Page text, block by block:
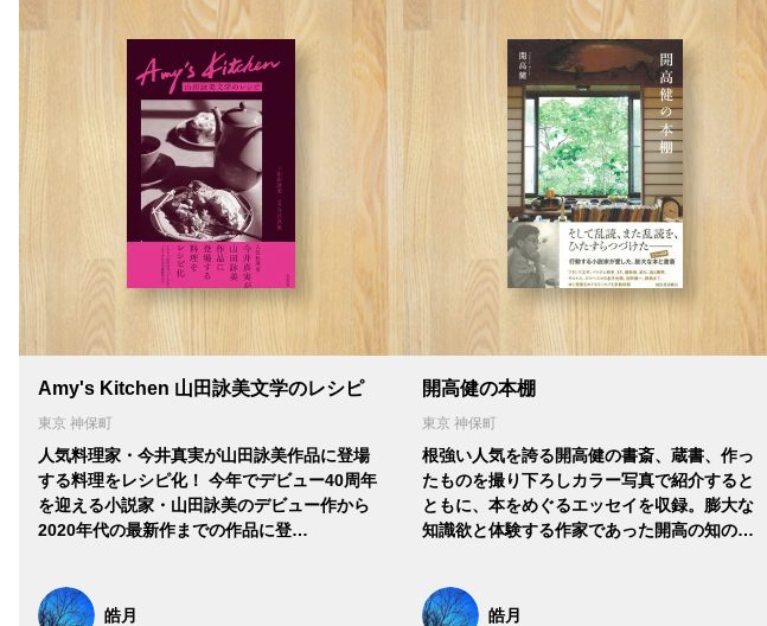
Amy's Kitchen 山田詠美文学のレシピ
東京 神保町
人気料理家・今井真実が山田詠美作品に登場
する料理をレシピ化！ 今年でデビュー40周年
を迎える小説家・山田詠美のデビュー作から
2020年代の最新作までの作品に登…
皓月
開高健の本棚
東京 神保町
根強い人気を誇る開高健の書斎、蔵書、作っ
たものを撮り下ろしカラー写真で紹介すると
ともに、本をめぐるエッセイを収録。膨大な
知識欲と体験する作家であった開高の知の…
皓月